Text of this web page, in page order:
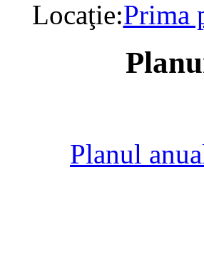
Locaţie:Prima
Planul